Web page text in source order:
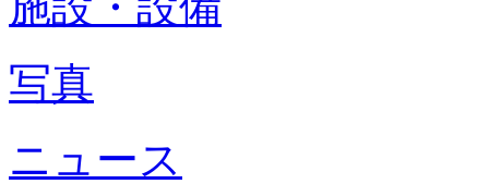
写真
ニュース